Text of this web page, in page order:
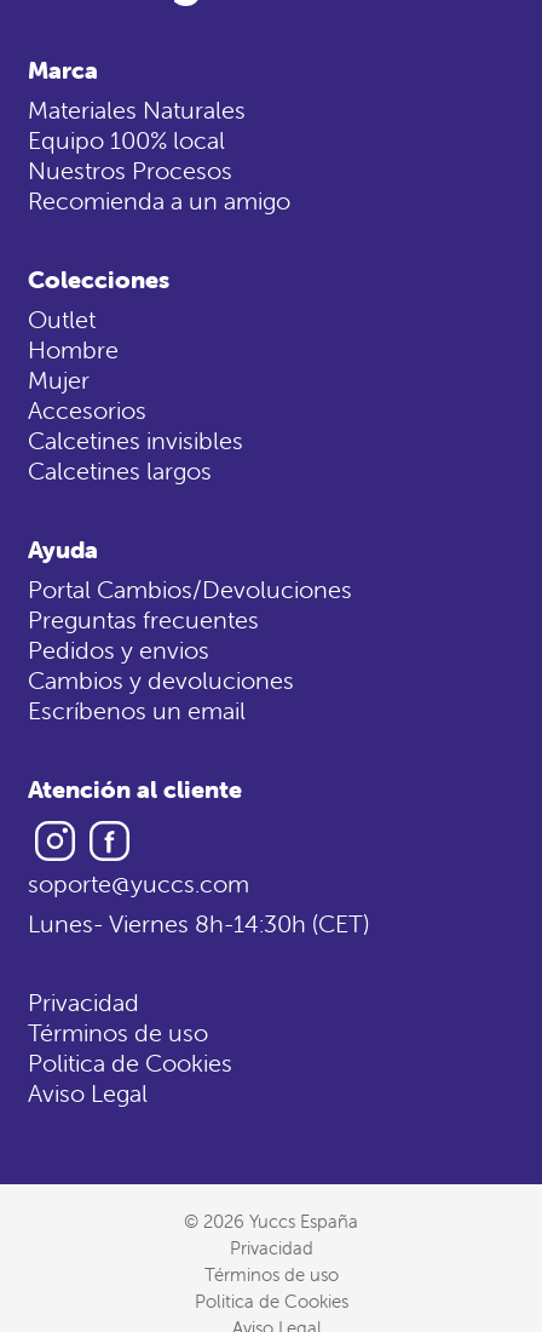
Marca
Materiales Naturales
Equipo 100% local
Nuestros Procesos
Recomienda a un amigo
Colecciones
Outlet
Hombre
Mujer
Accesorios
Calcetines invisibles
Calcetines largos
Ayuda
Portal Cambios/Devoluciones
Preguntas frecuentes
Pedidos y envios
Cambios y devoluciones
Escríbenos un email
Atención al cliente
Instagram
soporte@yuccs.com
Lunes- Viernes 8h-14:30h (CET)
Privacidad
Términos de uso
Politica de Cookies
Aviso Legal
© 2026 Yuccs España
Privacidad
Términos de uso
Politica de Cookies